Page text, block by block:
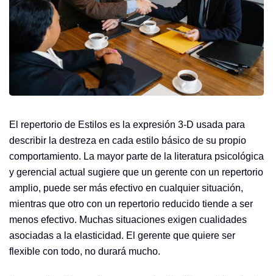
El repertorio de Estilos es la expresión 3-D usada para
describir la destreza en cada estilo básico de su propio
comportamiento. La mayor parte de la literatura psicológica
y gerencial actual sugiere que un gerente con un repertorio
amplio, puede ser más efectivo en cualquier situación,
mientras que otro con un repertorio reducido tiende a ser
menos efectivo. Muchas situaciones exigen cualidades
asociadas a la elasticidad. El gerente que quiere ser
flexible con todo, no durará mucho.